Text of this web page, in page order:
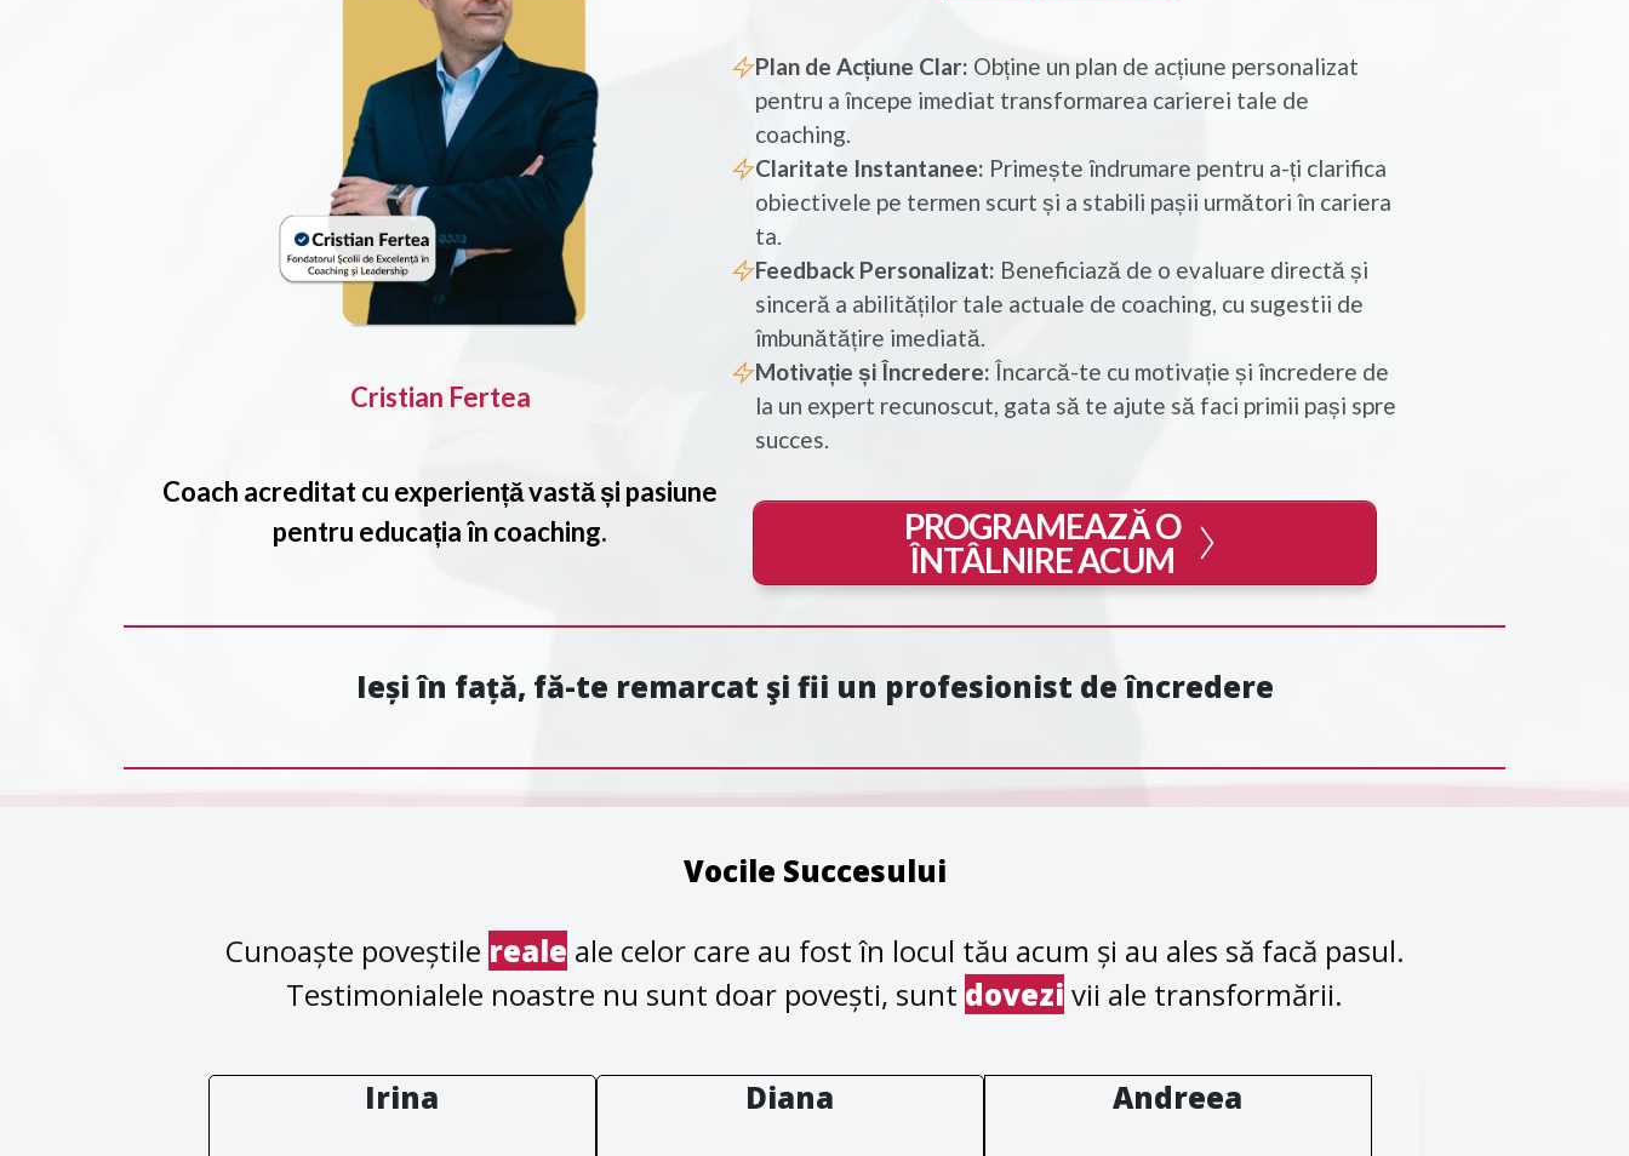
Cristian Fertea
Coach acreditat cu experiență vastă și pasiune
pentru educația în coaching.
Plan de Acțiune Clar: Obține un plan de acțiune personalizat
pentru a începe imediat transformarea carierei tale de
coaching.
Claritate Instantanee: Primește îndrumare pentru a-ți clarifica
obiectivele pe termen scurt și a stabili pașii următori în cariera
ta.
Feedback Personalizat: Beneficiază de o evaluare directă și
sinceră a abilităților tale actuale de coaching, cu sugestii de
îmbunătățire imediată.
Motivație și Încredere: Încarcă-te cu motivație și încredere de
la un expert recunoscut, gata să te ajute să faci primii pași spre
succes.
PROGRAMEAZĂ O
ÎNTÂLNIRE ACUM
Ieși în față, fă-te remarcat şi fii un profesionist de încredere
Vocile Succesului
Cunoaște poveștile reale ale celor care au fost în locul tău acum și au ales să facă pasul.
Testimonialele noastre nu sunt doar povești, sunt dovezi vii ale transformării.
Irina Diana Andreea